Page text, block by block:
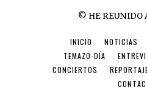
© HE REUNIDO
INICIO NOTICIAS
TEMAZO-DÍA
CONCIERTOS